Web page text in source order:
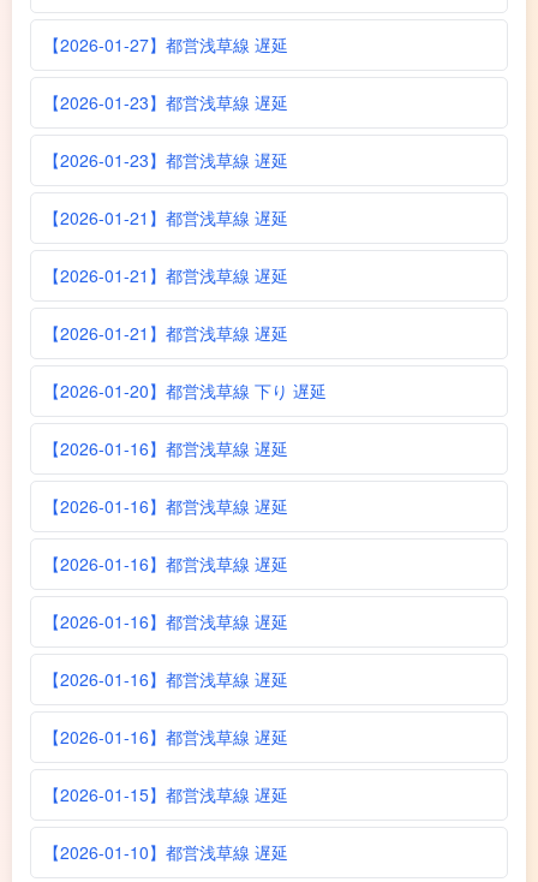
【2026-01-27】都営浅草線 遅延
【2026-01-23】都営浅草線 遅延
【2026-01-23】都営浅草線 遅延
【2026-01-21】都営浅草線 遅延
【2026-01-21】都営浅草線 遅延
【2026-01-21】都営浅草線 遅延
【2026-01-20】都営浅草線 下り 遅延
【2026-01-16】都営浅草線 遅延
【2026-01-16】都営浅草線 遅延
【2026-01-16】都営浅草線 遅延
【2026-01-16】都営浅草線 遅延
【2026-01-16】都営浅草線 遅延
【2026-01-16】都営浅草線 遅延
【2026-01-15】都営浅草線 遅延
【2026-01-10】都営浅草線 遅延